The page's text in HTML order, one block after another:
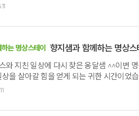
는 명상스테이 향지샘과 함께하는 명상스
와 지친 일상에 다시 찾은 옹달샘 ^^이번
을 살아갈 힘을 얻게 되는 귀한 시간이었
었고, 소화도 잘되어 속이 편했습니다. 일
와야겠다는 기대를 해봅니다 ^^